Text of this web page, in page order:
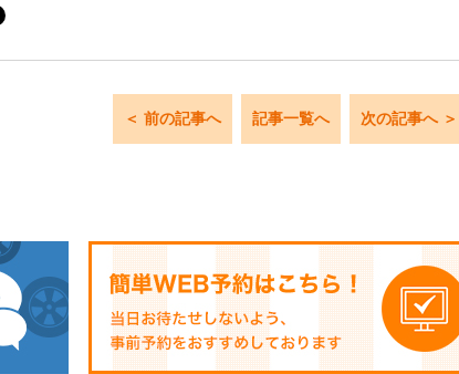
＜ 前の記事へ 記事一覧へ 次の記事へ ＞